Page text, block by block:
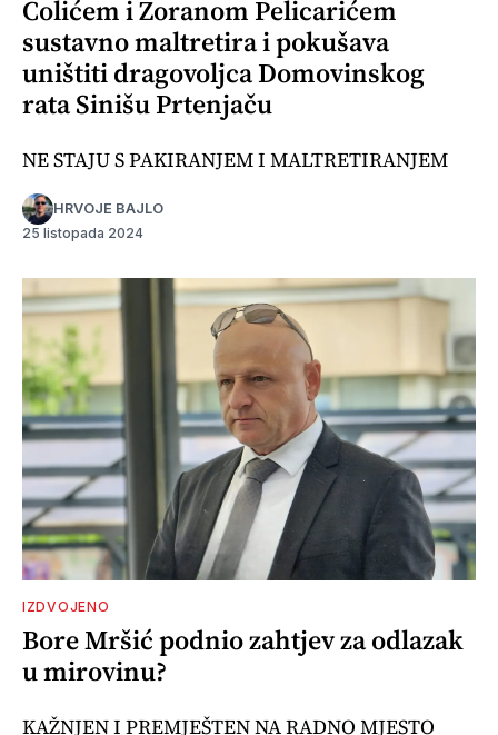
Colićem i Zoranom Pelicarićem
sustavno maltretira i pokušava
uništiti dragovoljca Domovinskog
rata Sinišu Prtenjaču
NE STAJU S PAKIRANJEM I MALTRETIRANJEM
HRVOJE BAJLO
25 listopada 2024
IZDVOJENO
Bore Mršić podnio zahtjev za odlazak
u mirovinu?
KAŽNJEN I PREMJEŠTEN NA RADNO MJESTO